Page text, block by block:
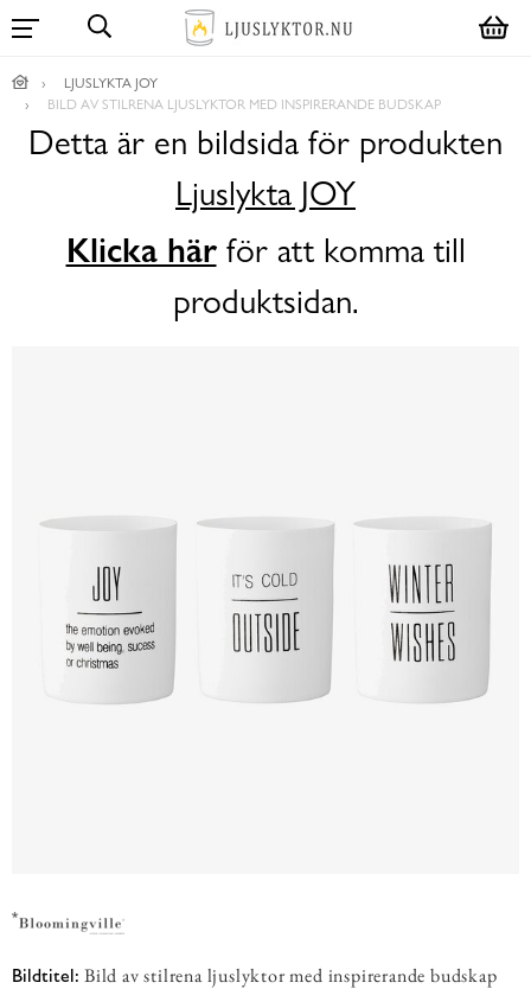
LJUSLYKTA JOY
BILD AV STILRENA LJUSLYKTOR MED INSPIRERANDE BUDSKAP
Detta är en bildsida för produkten
Ljuslykta JOY
Klicka härför att komma till
produktsidan.
Bildtitel: Bild av stilrena ljuslyktor med inspirerande budskap